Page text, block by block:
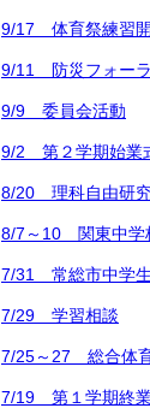
9/17 体育祭練習
9/11 防災フォー
9/9 委員会活動
9/2 第２学期始業
8/20 理科自由研
8/7～10 関東中学
7/31 常総市中学
7/29 学習相談
7/25～27 総合体
7/19 第１学期終